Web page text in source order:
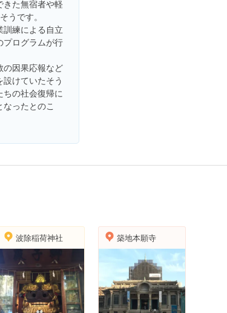
きた無宿者や軽
うです。
訓練による自立
プログラムが行
の因果応報など
けていたそう
ちの社会復帰に
ったとのこ
波除稲荷神社 築地本願寺